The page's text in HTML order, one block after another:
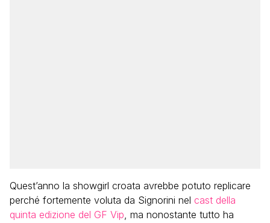
Quest’anno la showgirl croata avrebbe potuto replicare
perché fortemente voluta da Signorini nel cast della
quinta edizione del GF Vip , ma nonostante tutto ha